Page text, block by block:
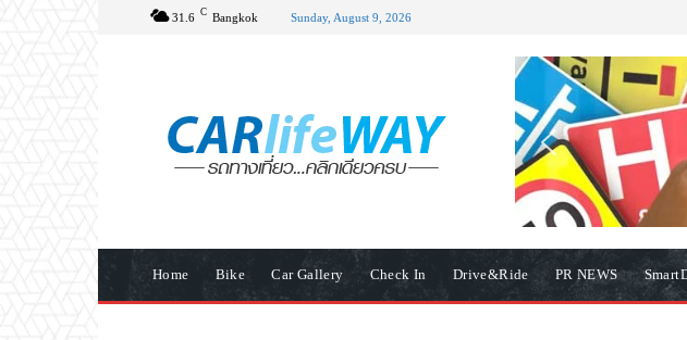
31.6 C Bangkok Sunday, August 9, 2026
Home Bike Car Gallery Check In Drive&Ride PR NEWS